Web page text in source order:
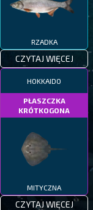
RZADKA
CZYTAJ WIĘCEJ
HOKKAIDO
PŁASZCZKA
KRÓTKOGONA
MITYCZNA
CZYTAJ WIĘCEJ